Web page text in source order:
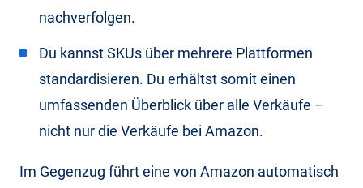
nachverfolgen.
Du kannst SKUs über mehrere Plattformen
standardisieren. Du erhältst somit einen
umfassenden Überblick über alle Verkäufe –
nicht nur die Verkäufe bei Amazon.
Im Gegenzug führt eine von Amazon automatisch